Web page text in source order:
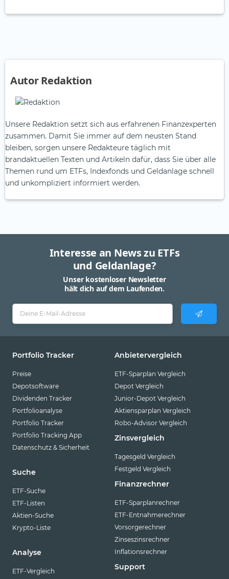
Autor Redaktion
Unsere Redaktion setzt sich aus erfahrenen Finanzexperten
zusammen. Damit Sie immer auf dem neusten Stand
bleiben, sorgen unsere Redakteure täglich mit
brandaktuellen Texten und Artikeln dafür, dass Sie über alle
Themen rund um ETFs, Indexfonds und Geldanlage schnell
und unkompliziert informiert werden.
Interesse an News zu ETFs
und Geldanlage?
Unser kostenloser Newsletter
hält dich auf dem Laufenden.
Portfolio Tracker
Preise
Depotsoftware
Dividenden Tracker
Portfolioanalyse
Portfolio Tracker
Portfolio Tracking App
Datenschutz & Sicherheit
Suche
ETF-Suche
ETF-Listen
Aktien-Suche
Krypto-Liste
Analyse
ETF-Vergleich
Anbietervergleich
ETF-Sparplan Vergleich
Depot Vergleich
Junior-Depot Vergleich
Aktiensparplan Vergleich
Robo-Advisor Vergleich
Zinsvergleich
Tagesgeld Vergleich
Festgeld Vergleich
Finanzrechner
ETF-Sparplanrechner
ETF-Entnahmerechner
Vorsorgerechner
Zinseszinsrechner
Inflationsrechner
Support